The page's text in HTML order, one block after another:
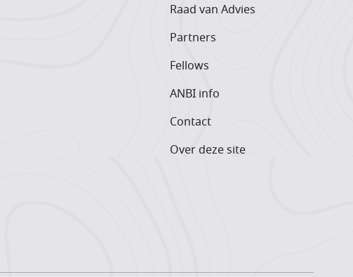
Raad van Advies
Partners
Fellows
ANBI info
Contact
Over deze site